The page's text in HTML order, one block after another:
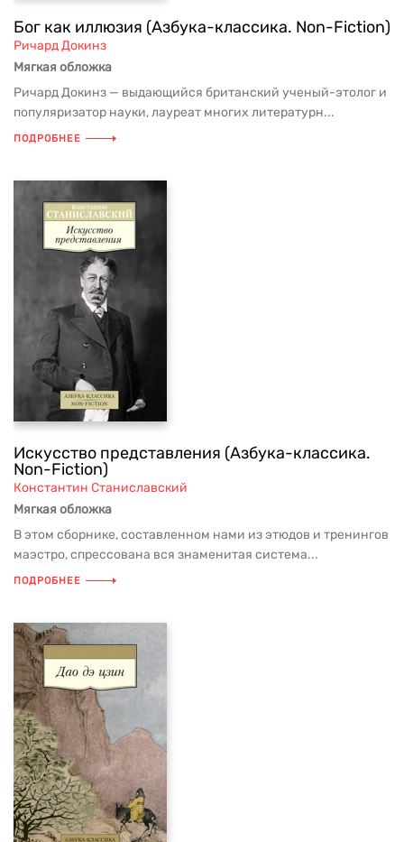
Бог как иллюзия (Азбука-классика. Non-Fiction)
Ричард Докинз
Мягкая обложка
Ричард Докинз — выдающийся британский ученый-этолог и
популяризатор науки, лауреат многих литературн...
ПОДРОБНЕЕ
Искусство представления (Азбука-классика.
Non-Fiction)
Константин Станиславский
Мягкая обложка
В этом сборнике, составленном нами из этюдов и тренингов
маэстро, спрессована вся знаменитая система...
ПОДРОБНЕЕ